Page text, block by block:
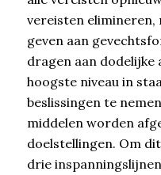
vereisten
geven aan
dragen aan dodelijke
hoogste niveau in
beslissingen te
middelen worden
doelstellingen. Om
drie